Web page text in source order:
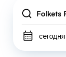
Location
сегодня